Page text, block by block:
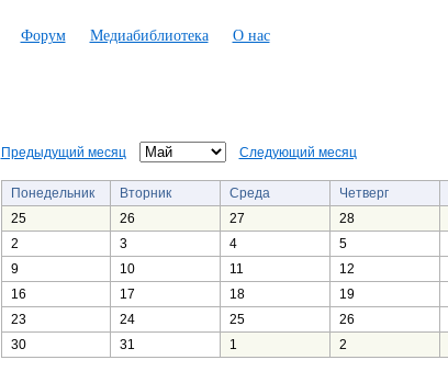
Форум Медиабиблиотека О нас
Предыдущий месяц Следующий месяц
Понедельник Вторник Среда Четверг
25
26 27 28
2
3 4 5
9
10 11 12
16
17 18 19
23
24 25 26
30
31 1 2